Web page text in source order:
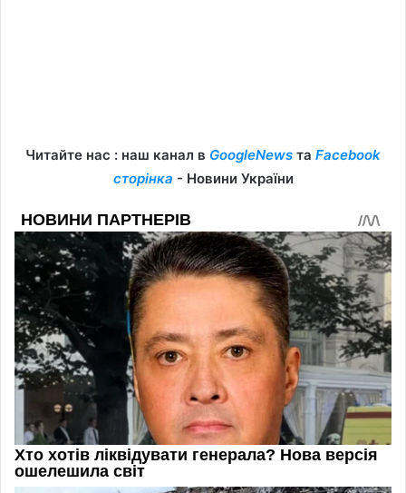
Читайте нас : наш канал в GoogleNews та Facebook
сторінка - Новини України